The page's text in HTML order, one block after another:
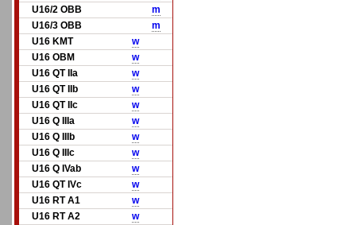
U16/2 OBB
m
U16/3 OBB
m
U16 KMT
w
U16 OBM
w
U16 QT IIa
w
U16 QT IIb
w
U16 QT IIc
w
U16 Q IIIa
w
U16 Q IIIb
w
U16 Q IIIc
w
U16 Q IVab
w
U16 QT IVc
w
U16 RT A1
w
U16 RT A2
w